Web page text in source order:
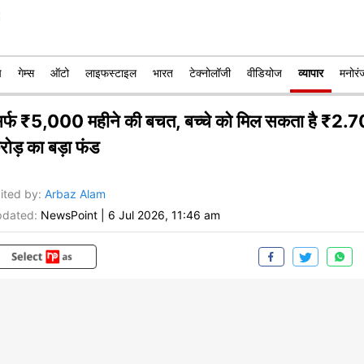
गेम्स ऑटो लाइफस्टाइल भारत टेक्नोलॉजी वीडियोज व्यापार
₹5,000 महीने की बचत, बच्चे को मिल सकता है
का बड़ा फंड
by: Arbaz Alam
NewsPoint 6 Jul 2026, 11:46 am